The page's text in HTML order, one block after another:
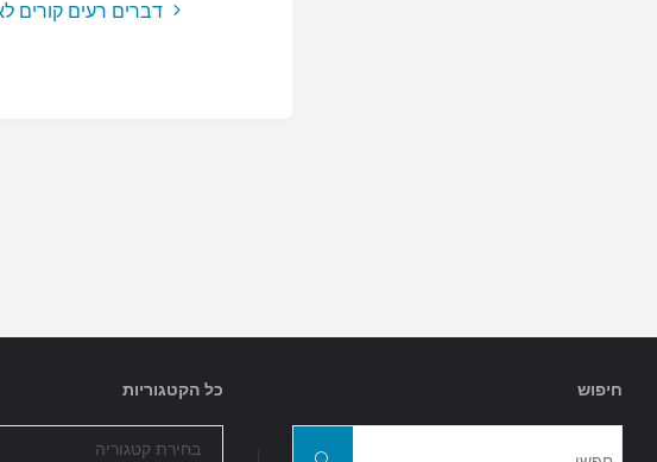
דברים רעים קורים
חיפוש כל הקטגוריות